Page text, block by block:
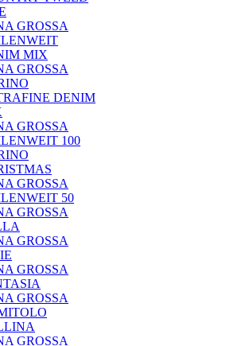
GROSSA
MIX
GROSSA
DENIM
GROSSA
100
GROSSA
50
GROSSA
GROSSA
GROSSA
GROSSA
GROSSA